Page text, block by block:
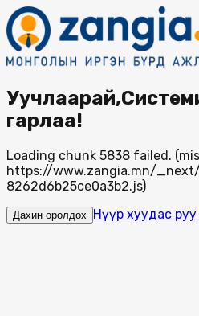
гарлаа!
Loading chunk 5838 failed.
https://www.zangia.mn/
8262d6b25ce0a3b2.js)
Дахин оролдох Нүүр хуудас